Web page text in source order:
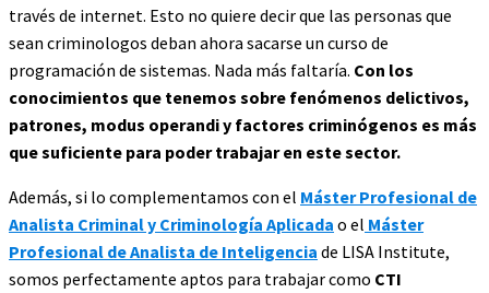
través de internet. Esto no quiere decir que las personas que
sean criminologos deban ahora sacarse un curso de
programación de sistemas. Nada más faltaría. Con los
conocimientos que tenemos sobre fenómenos delictivos,
patrones, modus operandi y factores criminógenos es más
que suficiente para poder trabajar en este sector.
Además, si lo complementamos con el Máster Profesional de
Analista Criminal y Criminología Aplicada o el Máster
Profesional de Analista de Inteligencia de LISA Institute,
somos perfectamente aptos para trabajar como CTI